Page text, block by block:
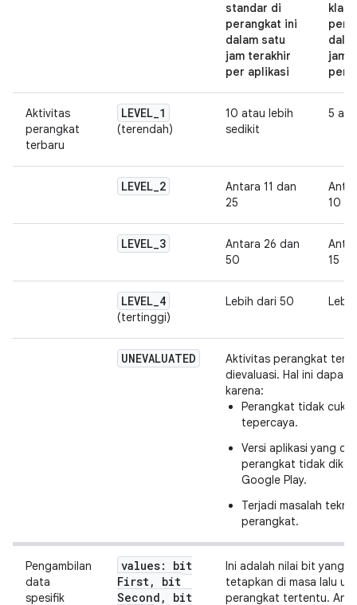
standar di
perangkat ini
dalam satu
jam terakhir
per aplikasi
jam
per
Aktivitas
perangkat
terbaru
LEVEL_1
(terendah)
10 atau lebih
sedikit
5
LEVEL_2
Antara 11 dan
25
10
LEVEL_3
Antara 26 dan
50
15
LEVEL_4
(tertinggi)
Lebih dari 50
UNEVALUATED
Aktivitas perangkat
dievaluasi. Hal ini dapat
karena:
Perangkat tidak
tepercaya.
Versi aplikasi yang
perangkat tidak
Google Play.
Terjadi masalah
perangkat.
Pengambilan
data
spesifik
values: bit
First,
bit
Second , bit
Ini adalah nilai bit yang
tetapkan di masa lalu
perangkat tertentu.